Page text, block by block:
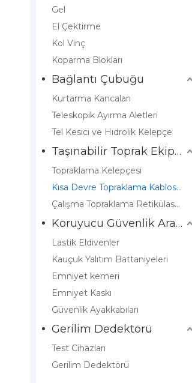
Gel
El Çektirme
Kol Vinç
Koparma Blokları
Bağlantı Çubuğu
Kurtarma Kancaları
Teleskopik Ayırma Aletleri
Tel Kesici ve Hidrolik Kelepçe
Taşınabilir Toprak Ekipmanları
Topraklama Kelepçesi
Kısa Devre Topraklama Kablosu Kiti
Çalışma Topraklama Retikülasyon Kiti
Koruyucu Güvenlik Araçları
Lastik Eldivenler
Kauçuk Yalıtım Battaniyeleri
Emniyet kemeri
Emniyet Kaskı
Güvenlik Ayakkabıları
Gerilim Dedektörü
Test Cihazları
Gerilim Dedektörü